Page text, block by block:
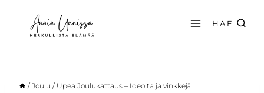
sisältöön
HAE
/ Joulu / Upea Joulukattaus – Ideoita ja vinkkejä